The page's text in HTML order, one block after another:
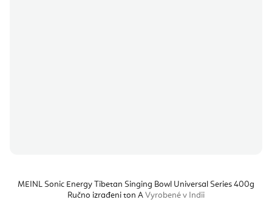
MEINL Sonic Energy Tibetan Singing Bowl Universal Series 400g
Ručno izrađeni ton A Vyrobené v Indii